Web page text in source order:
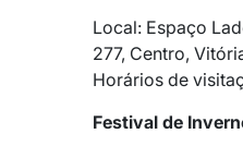
Local: Espaço
277, Centro,
Horários de
Festival de